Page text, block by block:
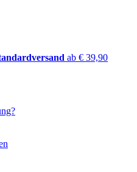
ab € 39,90